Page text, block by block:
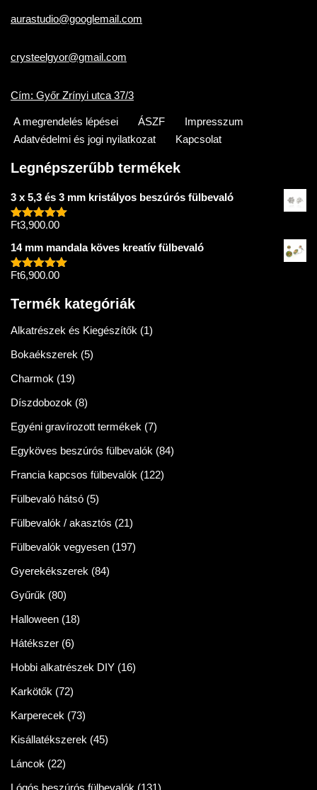
aurastudio@googlemail.com
crysteelgyor@gmail.com
Cím: Győr Zrínyi utca 37/3
A megrendelés lépései ÁSZF
Impresszum
Adatvédelmi és jogi nyilatkozat
Kapcsolat
Legnépszerűbb termékek
3 x 5,3 és 3 mm kristályos beszúrós fülbevaló
Értékelés:
Ft3,900.00
14 mm mandala köves kreatív fülbevaló
Értékelés:
Ft6,900.00
Termék kategóriák
Alkatrészek és Kiegészítők (1)
Bokaékszerek (5)
Charmok (19)
Díszdobozok (8)
Egyéni gravírozott termékek (7)
Egyköves beszúrós fülbevalók (84)
Francia kapcsos fülbevalók (122)
Fülbevaló hátsó (5)
Fülbevalók / akasztós (21)
Fülbevalók vegyesen (197)
Gyerekékszerek (84)
Gyűrűk (80)
Halloween (18)
Hátékszer (6)
Hobbi alkatrészek DIY (16)
Karkötők (72)
Karperecek (73)
Kisállatékszerek (45)
Láncok (22)
Lógós beszúrós fülbevalók (131)